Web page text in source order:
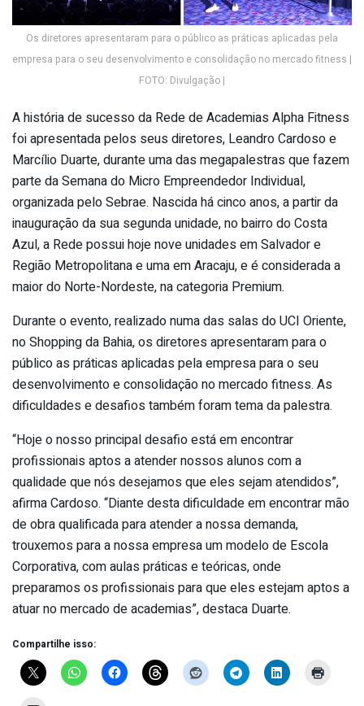
Os diretores apresentaram para o público as práticas aplicadas pela
empresa para o seu desenvolvimento e consolidação no mercado fitness |
FOTO: Divulgação |
A história de sucesso da Rede de Academias Alpha Fitness
foi apresentada pelos seus diretores, Leandro Cardoso e
Marcílio Duarte, durante uma das megapalestras que fazem
parte da Semana do Micro Empreendedor Individual,
organizada pelo Sebrae. Nascida há cinco anos, a partir da
inauguração da sua segunda unidade, no bairro do Costa
Azul, a Rede possui hoje nove unidades em Salvador e
Região Metropolitana e uma em Aracaju, e é considerada a
maior do Norte-Nordeste, na categoria Premium.
Durante o evento, realizado numa das salas do UCI Oriente,
no Shopping da Bahia, os diretores apresentaram para o
público as práticas aplicadas pela empresa para o seu
desenvolvimento e consolidação no mercado fitness. As
dificuldades e desafios também foram tema da palestra.
“Hoje o nosso principal desafio está em encontrar
profissionais aptos a atender nossos alunos com a
qualidade que nós desejamos que eles sejam atendidos”,
afirma Cardoso. “Diante desta dificuldade em encontrar mão
de obra qualificada para atender a nossa demanda,
trouxemos para a nossa empresa um modelo de Escola
Corporativa, com aulas práticas e teóricas, onde
preparamos os profissionais para que eles estejam aptos a
atuar no mercado de academias”, destaca Duarte.
Compartilhe isso: